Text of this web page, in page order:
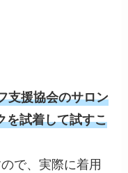
支援協会のサロン
を試着して試すこ
で、実際に着用